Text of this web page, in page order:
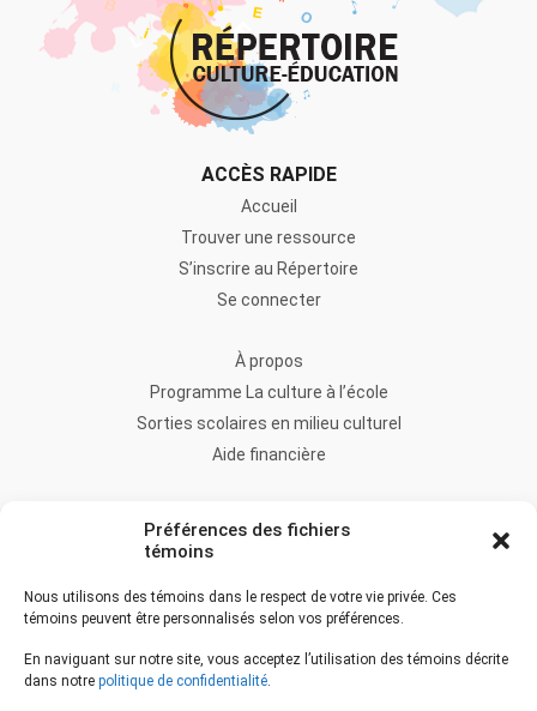
Préférences des fichiers
témoins
Nous utilisons des témoins dans le respect de votre vie privée. Ces
témoins peuvent être personnalisés selon vos préférences.
En naviguant sur notre site, vous acceptez l’utilisation des témoins décrite
dans notre politique de confidentialité.
ACCÈS RAPIDE
Accueil
Trouver une ressource
S’inscrire au Répertoire
Se connecter
À propos
Programme La culture à l’école
Sorties scolaires en milieu culturel
Aide financière
Accessibilité